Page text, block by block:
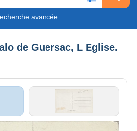
avancée
de Guersac, L Eglise.